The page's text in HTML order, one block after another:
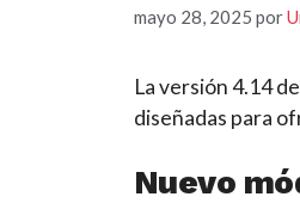
mayo 28, 2025 por
La versión 4.14
diseñadas para
Nuevo